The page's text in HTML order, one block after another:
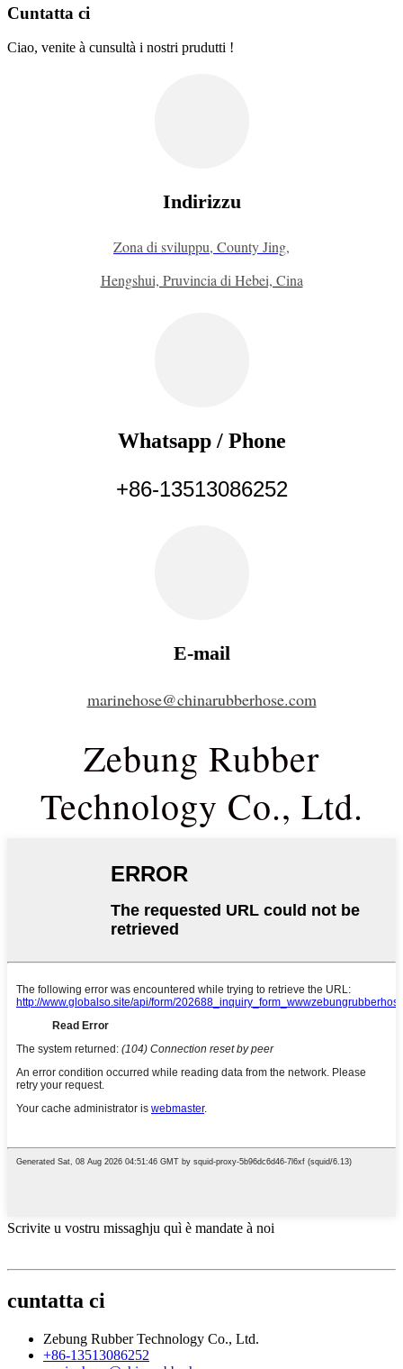
Cuntatta ci
Ciao, venite à cunsultà i nostri prudutti !
Indirizzu
Zona di sviluppu, County Jing,
Hengshui, Pruvincia di Hebei, Cina
Whatsapp / Phone
+86-13513086252
E-mail
marinehose@chinarubberhose.com
Zebung Rubber
Technology Co., Ltd.
Scrivite u vostru missaghju quì è mandate à noi
cuntatta ci
Zebung Rubber Technology Co., Ltd.
+86-13513086252